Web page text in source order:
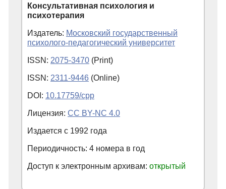
Консультативная психология и
психотерапия
Издатель: Московский государственный
психолого-педагогический университет
ISSN: 2075-3470 (Print)
ISSN: 2311-9446 (Online)
DOI: 10.17759/cpp
Лицензия: CC BY-NC 4.0
Издается с 1992 года
Периодичность: 4 номера в год
Доступ к электронным архивам: открытый